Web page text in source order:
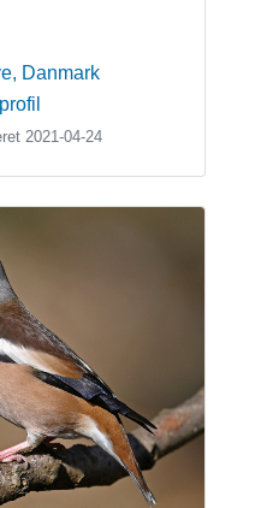
, Danmark
2021-04-24